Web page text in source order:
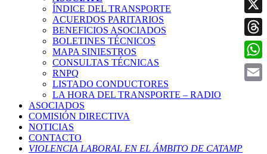
ÍNDICE DEL TRANSPORTE
ACUERDOS PARITARIOS
BENEFICIOS ASOCIADOS
BOLETINES TÉCNICOS
MAPA SINIESTROS
CONSULTAS TÉCNICAS
RNPQ
LISTADO CONDUCTORES
LA HORA DEL TRANSPORTE – RADIO
ASOCIADOS
COMISIÓN DIRECTIVA
NOTICIAS
CONTACTO
VIOLENCIA LABORAL EN EL ÁMBITO DE CATAMP
X